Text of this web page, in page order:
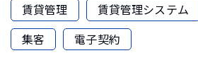
賃貸管理
賃貸管理システム
集客
電子契約